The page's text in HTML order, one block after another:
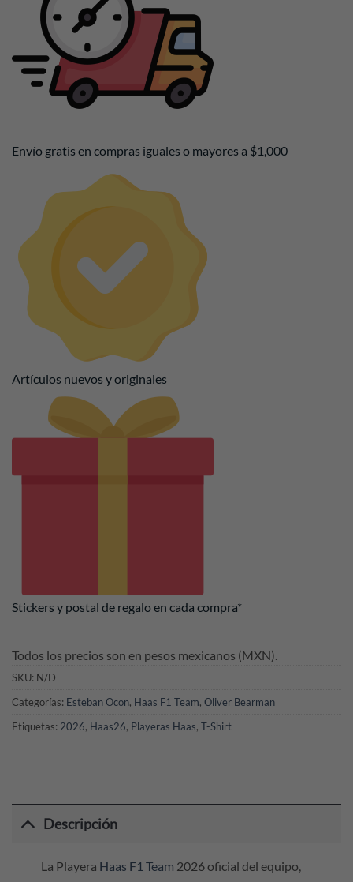
Envío gratis en compras iguales o mayores a $1,000
Artículos nuevos y originales
Stickers y postal de regalo en cada compra*
Todos los precios son en pesos mexicanos (MXN).
SKU: N/D
Categorías: Esteban Ocon, Haas F1 Team, Oliver Bearman
Etiquetas: 2026, Haas26, Playeras Haas, T-Shirt
Descripción
La Playera Haas F1 Team 2026 oficial del equipo,